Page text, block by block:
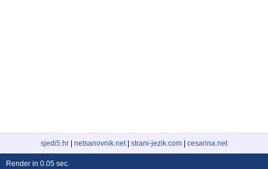
sjedi5.hr netsanovnik.net| strani-jezik.com cesarina.net
Render in 0.05 sec.